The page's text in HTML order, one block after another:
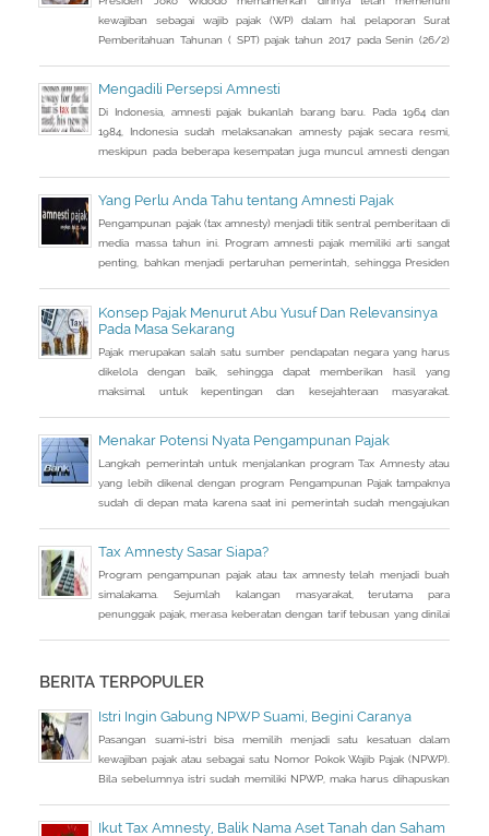
kewajiban sebagai wajib pajak (WP) dalam hal pelaporan Surat
Pemberitahuan Tahunan ( SPT) pajak tahun 2017 pada Senin (26/2)
Mengadili Persepsi Amnesti
Di Indonesia, amnesti pajak bukanlah barang baru. Pada 1964 dan
1984, Indonesia sudah melaksanakan amnesty pajak secara resmi,
meskipun pada beberapa kesempatan juga muncul amnesti dengan
Yang Perlu Anda Tahu tentang Amnesti Pajak
Pengampunan pajak (tax amnesty) menjadi titik sentral pemberitaan di
media massa tahun ini. Program amnesti pajak memiliki arti sangat
penting, bahkan menjadi pertaruhan pemerintah, sehingga Presiden
Konsep Pajak Menurut Abu Yusuf Dan Relevansinya
Pada Masa Sekarang
Pajak merupakan salah satu sumber pendapatan negara yang harus
dikelola dengan baik, sehingga dapat memberikan hasil yang
maksimal untuk kepentingan dan kesejahteraan masyarakat.
seorang ulama bernama Abu Yusuf yang diminta untuk menulis
sebuah buku komprehensif yang dapat
Menakar Potensi Nyata Pengampunan Pajak
Langkah pemerintah untuk menjalankan program Tax Amnesty atau
yang lebih dikenal dengan program Pengampunan Pajak tampaknya
sudah di depan mata karena saat ini pemerintah sudah mengajukan
disahkan di akhir bulan ini. Artinya program pengampunan pajak
tersebut dapat dijalankan
Tax Amnesty Sasar Siapa?
Program pengampunan pajak atau tax amnesty telah menjadi buah
simalakama. Sejumlah kalangan masyarakat, terutama para
penunggak pajak, merasa keberatan dengan tarif tebusan yang dinilai
BERITA TERPOPULER
Istri Ingin Gabung NPWP Suami, Begini Caranya
Pasangan suami-istri bisa memilih menjadi satu kesatuan dalam
kewajiban pajak atau sebagai satu Nomor Pokok Wajib Pajak (NPWP).
Bila sebelumnya istri sudah memiliki NPWP, maka harus dihapuskan
Ikut Tax Amnesty, Balik Nama Aset Tanah dan Saham